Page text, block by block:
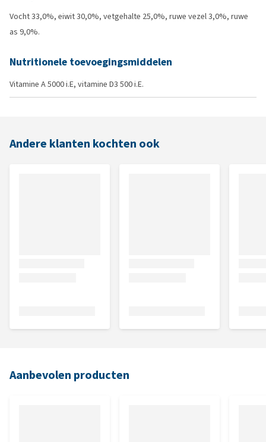
Vocht 33,0%, eiwit 30,0%, vetgehalte 25,0%, ruwe vezel 3,0%, ruwe
as 9,0%.
Nutritionele toevoegingsmiddelen
Vitamine A 5000 i.E, vitamine D3 500 i.E.
Andere klanten kochten ook
Aanbevolen producten